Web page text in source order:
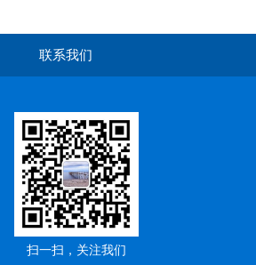
联系我们
扫一扫，关注我们